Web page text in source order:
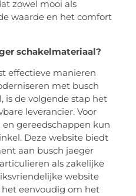
zowel mooi als
waarde en het comfort
schakelmateriaal?
effectieve manieren
met busch
is de volgende stap het
leverancier. Voor
gereedschappen kun
Deze website biedt
aan busch jaeger
als zakelijke
website
eenvoudig om het